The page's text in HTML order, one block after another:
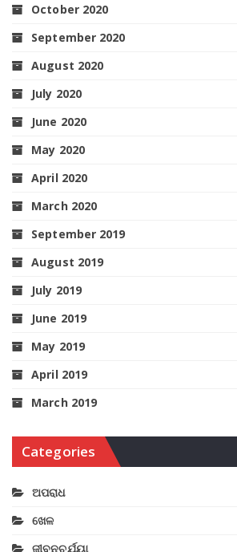
October 2020
September 2020
August 2020
July 2020
June 2020
May 2020
April 2020
March 2020
September 2019
August 2019
July 2019
June 2019
May 2019
April 2019
March 2019
Categories
ଅପରାଧ
ଖେଳ
ଜୀବନଚର୍ଯ୍ୟା